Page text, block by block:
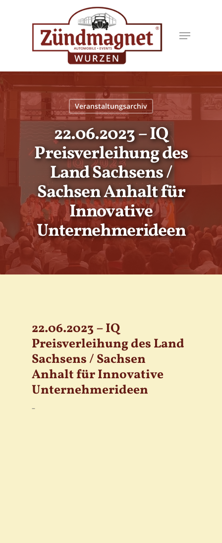
Menu
Veranstaltungsarchiv
22.06.2023 – IQ
Preisverleihung des
Land Sachsens /
Sachsen Anhalt für
Innovative
Unternehmerideen
22.06.2023 – IQ
Preisverleihung des Land
Sachsens / Sachsen
Anhalt für Innovative
Unternehmerideen
–